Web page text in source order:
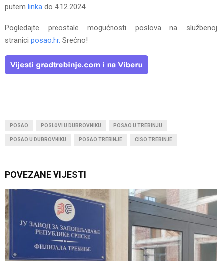
putem linka do 4.12.2024.
Pogledajte preostale mogućnosti poslova na službenoj
stranici posao.hr. Srećno!
POSAO POSLOVI U DUBROVNIKU POSAO U TREBINJU
POSAO U DUBROVNIKU POSAO TREBINJE CISO TREBINJE
POVEZANE VIJESTI